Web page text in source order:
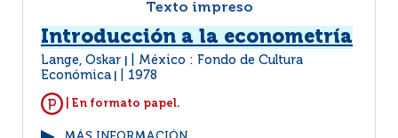
Texto impreso
Introducción a la econometría
Lange, Oskar
México : Fondo de Cultura
Económica
1978
| En formato papel.